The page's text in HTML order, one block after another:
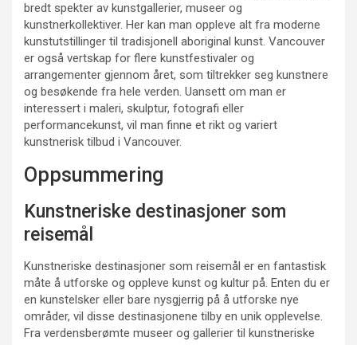
bredt spekter av kunstgallerier, museer og
kunstnerkollektiver. Her kan man oppleve alt fra moderne
kunstutstillinger til tradisjonell aboriginal kunst. Vancouver
er også vertskap for flere kunstfestivaler og
arrangementer gjennom året, som tiltrekker seg kunstnere
og besøkende fra hele verden. Uansett om man er
interessert i maleri, skulptur, fotografi eller
performancekunst, vil man finne et rikt og variert
kunstnerisk tilbud i Vancouver.
Oppsummering
Kunstneriske destinasjoner som
reisemål
Kunstneriske destinasjoner som reisemål er en fantastisk
måte å utforske og oppleve kunst og kultur på. Enten du er
en kunstelsker eller bare nysgjerrig på å utforske nye
områder, vil disse destinasjonene tilby en unik opplevelse.
Fra verdensberømte museer og gallerier til kunstneriske